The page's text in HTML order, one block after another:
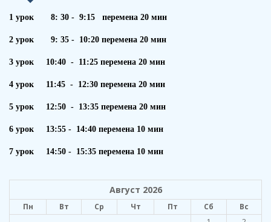
1 урок 8: 30 - 9:15 перемена 20 мин
2 урок 9: 35 - 10:20 перемена 20 мин
3 урок 10:40 - 11:25 перемена 20 мин
4 урок 11:45 - 12:30 перемена 20 мин
5 урок 12:50 - 13:35 перемена 20 мин
6 урок 13:55 - 14:40 перемена 10 мин
7 урок 14:50 - 15:35 перемена 10 мин
Август 2026
Пн Вт Ср Чт Пт Сб
Вс